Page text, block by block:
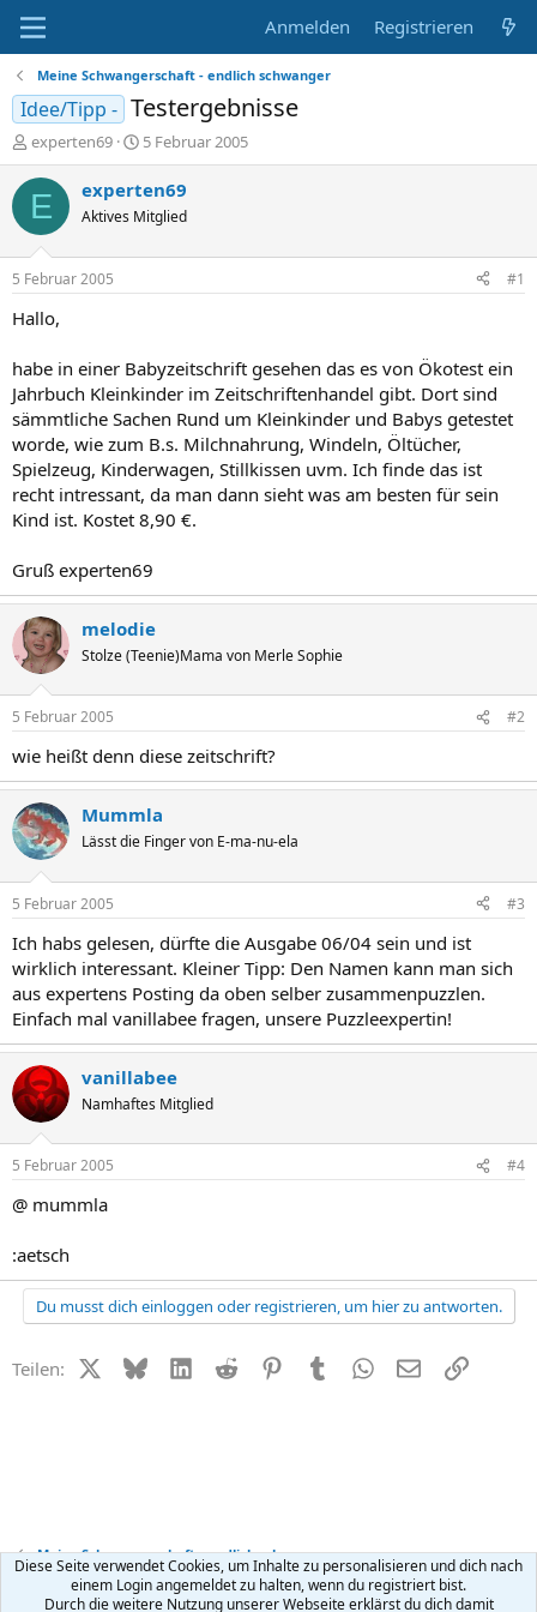
Anmelden Registrieren
Meine Schwangerschaft - endlich schwanger
Idee/Tipp - Testergebnisse
E
r
s
l
e
r
experten69
E
r
s
e
t
5 Februar 2005
E experten69
Aktives Mitglied
5 Februar 2005 #1
Hallo,
habe in einer Babyzeitschrift gesehen das es von Ökotest ein
Jahrbuch Kleinkinder im Zeitschriftenhandel gibt. Dort sind
sämmtliche Sachen Rund um Kleinkinder und Babys getestet
worde, wie zum B.s. Milchnahrung, Windeln, Öltücher,
Spielzeug, Kinderwagen, Stillkissen uvm. Ich finde das ist
recht intressant, da man dann sieht was am besten für sein
Kind ist. Kostet 8,90 €.
Gruß experten69
melodie
Stolze (Teenie)Mama von Merle Sophie
5 Februar 2005 #2
wie heißt denn diese zeitschrift?
Mummla
Lässt die Finger von E-ma-nu-ela
5 Februar 2005 #3
Ich habs gelesen, dürfte die Ausgabe 06/04 sein und ist
wirklich interessant. Kleiner Tipp: Den Namen kann man sich
aus expertens Posting da oben selber zusammenpuzzlen.
Einfach mal vanillabee fragen, unsere Puzzleexpertin!
vanillabee
Namhaftes Mitglied
5 Februar 2005 #4
@ mummla
:aetsch
Du musst dich einloggen oder registrieren, um hier zu antworten.
Teilen: X (Twitter)
BlueskyLinkedIn
Reddit PinterestTumblr WhatsApp
E-MailLink
Meine Schwangerschaft - endlich schwanger
Kontakt Nutzungsbedingungen Datenschutz Hilfe R
Diese Seite verwendet Cookies, um Inhalte zu personalisieren und dich nach
einem Login angemeldet zu halten, wenn du registriert bist.
Durch die weitere Nutzung unserer Webseite erklärst du dich damit